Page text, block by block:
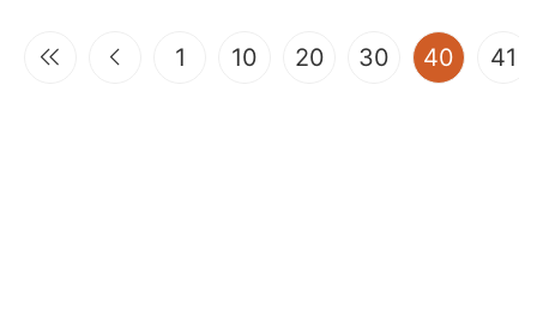
1 10 20 30 40 41